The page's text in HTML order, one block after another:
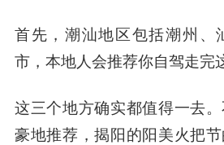
首先，潮汕地区包括潮州、
市，本地人会推荐你自驾走完
这三个地方确实都值得一去
豪地推荐，揭阳的阳美火把